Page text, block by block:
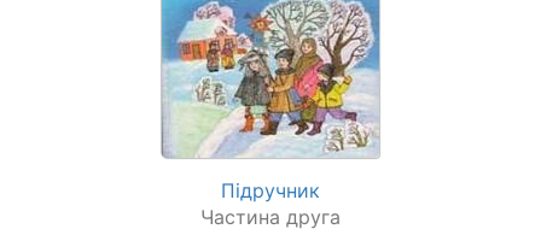
Підручник
Частина друга